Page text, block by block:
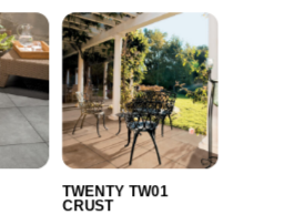
TWENTY TW01
CRUST